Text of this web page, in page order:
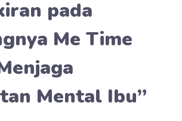
pada
Me Time
Mental Ibu”